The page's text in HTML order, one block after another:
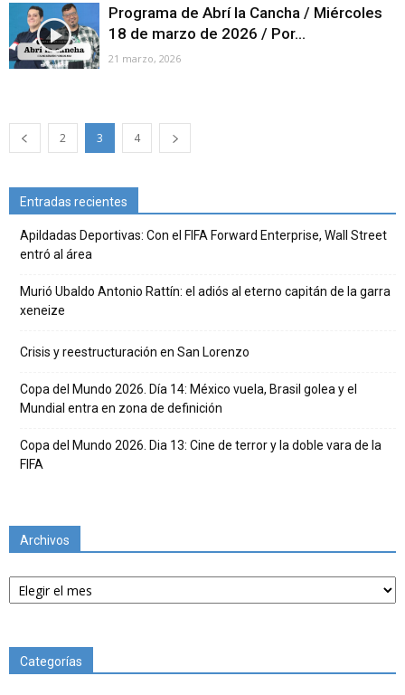
Programa de Abrí la Cancha / Miércoles
18 de marzo de 2026 / Por...
21 marzo, 2026
2 3 4
Entradas recientes
Apildadas Deportivas: Con el FIFA Forward Enterprise, Wall Street
entró al área
Murió Ubaldo Antonio Rattín: el adiós al eterno capitán de la garra
xeneize
Crisis y reestructuración en San Lorenzo
Copa del Mundo 2026. Día 14: México vuela, Brasil golea y el
Mundial entra en zona de definición
Copa del Mundo 2026. Dia 13: Cine de terror y la doble vara de la
FIFA
Archivos
Archivos
Categorías